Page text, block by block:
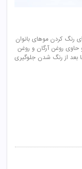
مناسب برای رنگ کردن موهای بانوان
حاوی روغن آرگان و روغن
بعد از رنگ شدن جلوگیری